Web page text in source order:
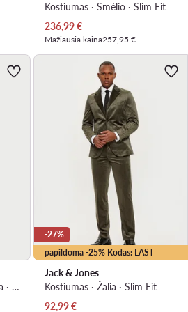
Kostiumas · Smėlio · Slim Fit
Dabartinė kaina
236,99€
Mažiausia kaina257,95 €
Kostiumas · Tamsiai mėlyna · Slim Fit
papildoma -25% Kodas: LAST
-27%
Jack & Jones
Kostiumas · Žalia · Slim Fit
Dabartinė kaina
92,99€